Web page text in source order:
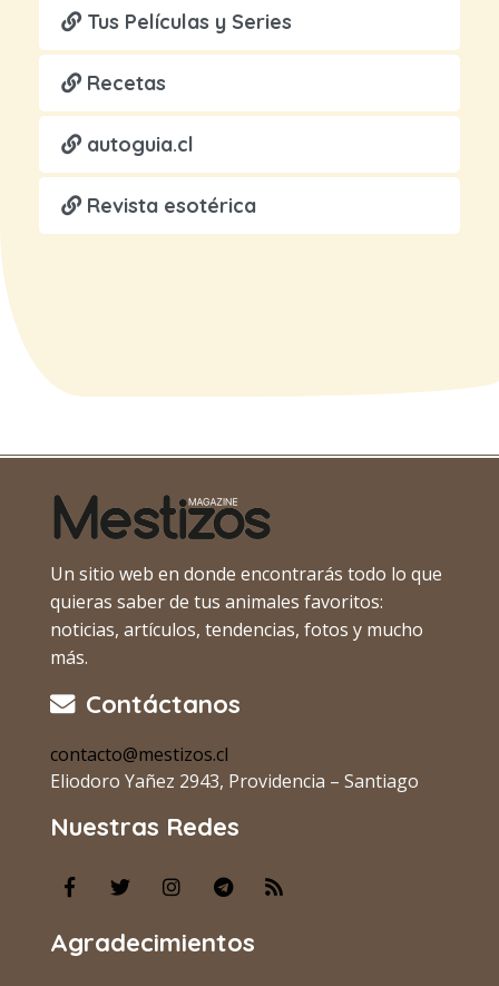
Tus Películas y Series
Recetas
autoguia.cl
Revista esotérica
Un sitio web en donde encontrarás todo lo que
quieras saber de tus animales favoritos:
noticias, artículos, tendencias, fotos y mucho
más.
Contáctanos
contacto@mestizos.cl
Eliodoro Yañez 2943, Providencia – Santiago
Nuestras Redes
Agradecimientos